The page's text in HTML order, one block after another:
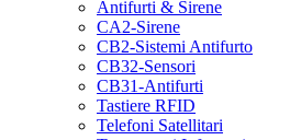
Antifurti & Sirene
CA2-Sirene
CB2-Sistemi Antifurto
CB32-Sensori
CB31-Antifurti
Tastiere RFID
Telefoni Satellitari